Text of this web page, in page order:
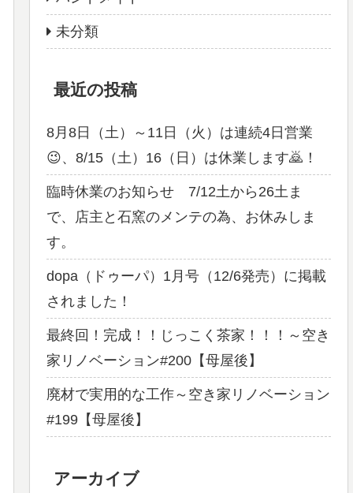
未分類
最近の投稿
8月8日（土）～11日（火）は連続4日営業
😉、8/15（土）16（日）は休業します🙇！
臨時休業のお知らせ 7/12土から26土ま
で、店主と石窯のメンテの為、お休みしま
す。
dopa（ドゥーパ）1月号（12/6発売）に掲載
されました！
最終回！完成！！じっこく茶家！！！～空き
家リノベーション#200【母屋後】
廃材で実用的な工作～空き家リノベーション
#199【母屋後】
アーカイブ